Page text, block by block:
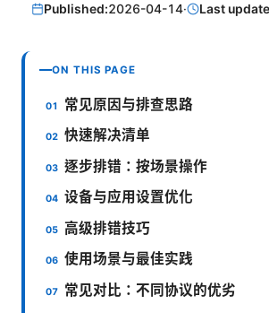
Published:2026-04-14· Last
ON THIS PAGE
常见原因与排查思路
快速解决清单
逐步排错：按场景操作
设备与应用设置优化
高级排错技巧
使用场景与最佳实践
常见对比：不同协议的优劣